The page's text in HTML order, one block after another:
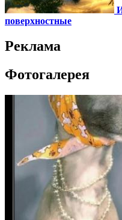
поверхностные
Реклама
Фотогалерея